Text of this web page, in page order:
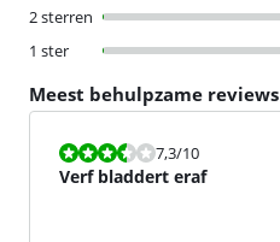
2 sterren
1 ster
Meest behulpzame reviews
Beoordeling is 7,3 van de 10.
7,3/10
Verf bladdert eraf